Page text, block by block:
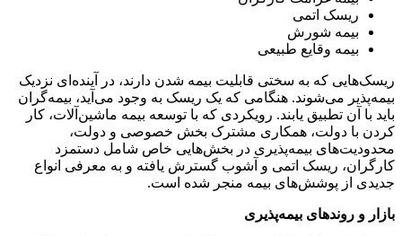
ریسک اتمی
بیمه شورش
بیمه وقایع طبیعی
ریسک‌هایی که به سختی قابلیت بیمه شدن دارند، در آینده‌ای نزدیک
بیمه‌پذیر می‌شوند. هنگامی که یک ریسک به وجود می‌آید، بیمه‌گران
باید با آن تطبیق یابند. رویکردی که با توسعه بیمه ماشین‌آلات، کار
کردن با دولت، همکاری مشترک بخش خصوصی و دولت،
محدودیت‌های بیمه‌پذیری در بخش‌هایی خاص شامل دستمزد
کارگران، ریسک اتمی و آشوب گسترش یافته و به معرفی انواع
جدیدی از پوشش‌های بیمه منجر شده است.
بازار و روندهای بیمه‌پذیری